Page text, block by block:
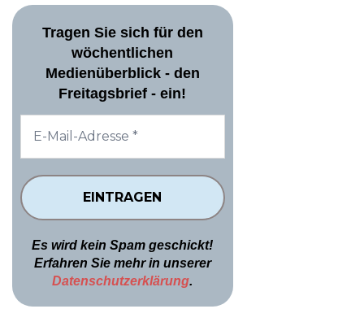
Tragen Sie sich für den
wöchentlichen
Medienüberblick - den
Freitagsbrief - ein!
Es wird kein Spam geschickt!
Erfahren Sie mehr in unserer
Datenschutzerklärung.